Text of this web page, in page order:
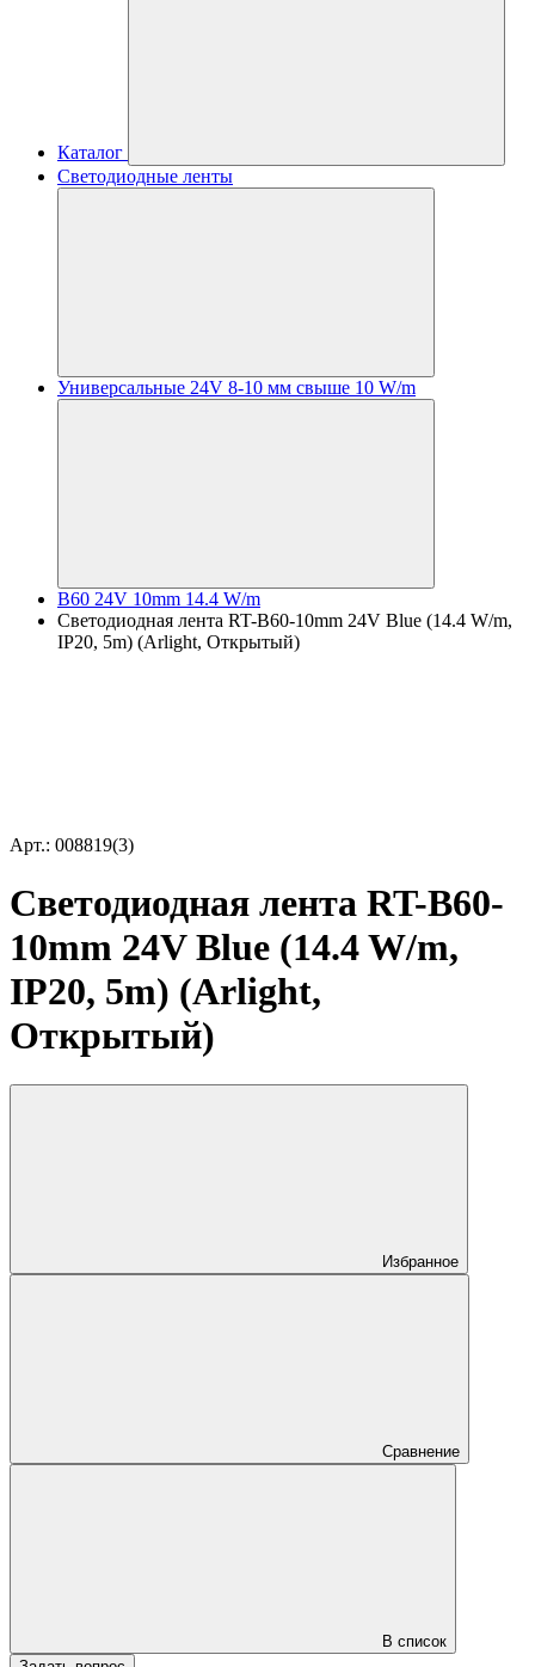
Каталог
Светодиодные ленты
Универсальные 24V 8-10 мм свыше 10 W/m
B60 24V 10mm 14.4 W/m
Светодиодная лента RT-B60-10mm 24V Blue (14.4 W/m,
IP20, 5m) (Arlight, Открытый)
Арт.: 008819(3)
Светодиодная лента RT-B60-
10mm 24V Blue (14.4 W/m,
IP20, 5m) (Arlight,
Открытый)
Избранное
Сравнение
В список